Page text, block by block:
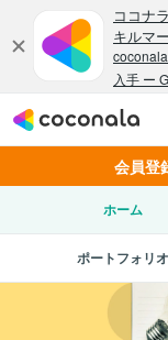
会員登
ホーム
ポートフォリオ